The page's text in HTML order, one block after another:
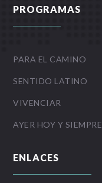
PROGRAMAS
PARA EL CAMINO
SENTIDO LATINO
VIVENCIAR
AYER HOY Y SIEMPRE
ENLACES